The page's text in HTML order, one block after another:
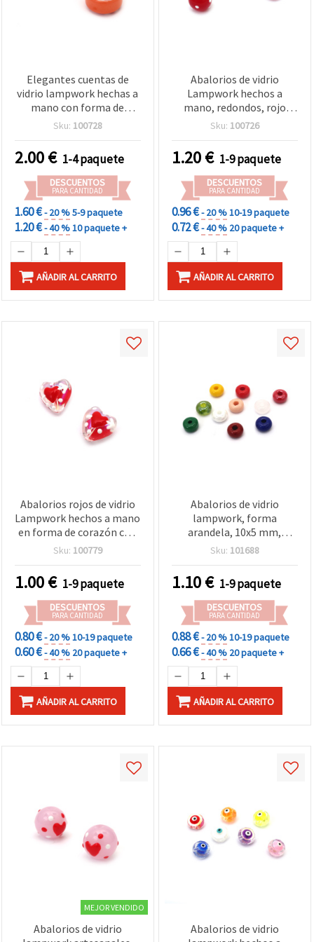
Elegantes cuentas de
vidrio lampwork hechas a
mano con forma de
donut, 15x10 mm, agujero
bisutería, accesorios y
proyectos DIY – pack de 2
uds
Sku: 100728
2.00€ 1-4 paquete
DESCUENTOS
PARA CANTIDAD
1.60 €- 20 %5-9 paquete
1.20 €- 40 %10 paquete +
AÑADIR AL CARRITO
Abalorios de vidrio
Lampwork hechos a
mano, redondos, rojo
oscuro, 10 mm, agujero: 2
Sku: 100726
1.20€ 1-9 paquete
DESCUENTOS
PARA CANTIDAD
0.96 €- 20 %10-19 paquete
0.72 €- 40 % 20 paquete +
AÑADIR AL CARRITO
Abalorios rojos de vidrio
Lampwork hechos a mano
en forma de corazón con
diseño pintado de arcoíris,
mm – 2 piezas
Sku: 100779
1.00€ 1-9 paquete
DESCUENTOS
PARA CANTIDAD
0.80 €- 20 %10-19 paquete
0.60 €- 40 % 20 paquete +
AÑADIR AL CARRITO
Abalorios de vidrio
lampwork, forma
arandela, 10x5 mm,
agujero: 3 mm, mix de
Sku: 101688
1.10€ 1-9 paquete
DESCUENTOS
PARA CANTIDAD
0.88 €- 20 %10-19 paquete
0.66 €- 40 % 20 paquete +
AÑADIR AL CARRITO
MEJOR VENDIDO
Abalorios de vidrio
Abalorios de vidrio